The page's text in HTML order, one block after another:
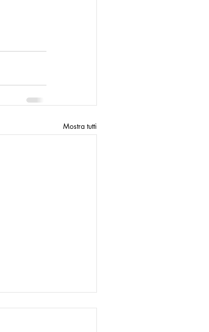
Mostra tutti